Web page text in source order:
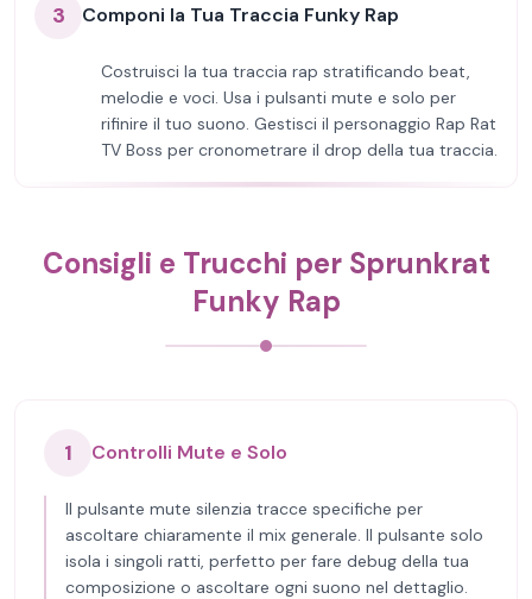
3 Componi la Tua Traccia Funky Rap
Costruisci la tua traccia rap stratificando beat,
melodie e voci. Usa i pulsanti mute e solo per
rifinire il tuo suono. Gestisci il personaggio Rap Rat
TV Boss per cronometrare il drop della tua traccia.
Consigli e Trucchi per Sprunkrat
Funky Rap
1 Controlli Mute e Solo
Il pulsante mute silenzia tracce specifiche per
ascoltare chiaramente il mix generale. Il pulsante solo
isola i singoli ratti, perfetto per fare debug della tua
composizione o ascoltare ogni suono nel dettaglio.